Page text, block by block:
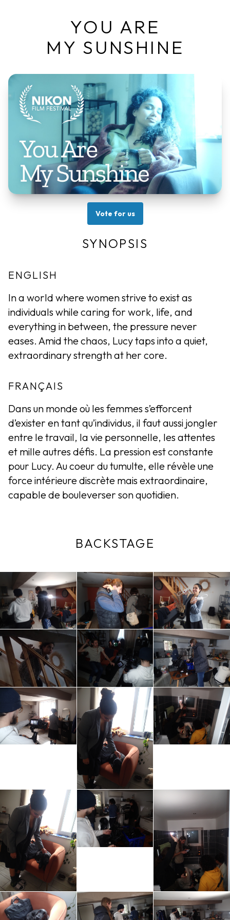
YOU ARE
MY SUNSHINE
Vote for us
SYNOPSIS
ENGLISH
In a world where women strive to exist as
individuals while caring for work, life, and
everything in between, the pressure never
eases. Amid the chaos, Lucy taps into a quiet,
extraordinary strength at her core.
FRANÇAIS
Dans un monde où les femmes s’efforcent
d’exister en tant qu’individus, il faut aussi jongler
entre le travail, la vie personnelle, les attentes
et mille autres défis. La pression est constante
pour Lucy. Au coeur du tumulte, elle révèle une
force intérieure discrète mais extraordinaire,
capable de bouleverser son quotidien.
BACKSTAGE